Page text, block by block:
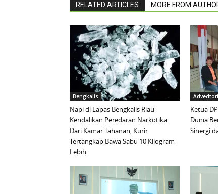
RELATED ARTICLES MORE FROM
Bengkalis
Napi di Lapas Bengkalis Riau
Kendalikan Peredaran Narkotika
Dari Kamar Tahanan, Kurir
Tertangkap Bawa Sabu 10 Kilogram
Lebih
Ketua
Dunia
Sinergi